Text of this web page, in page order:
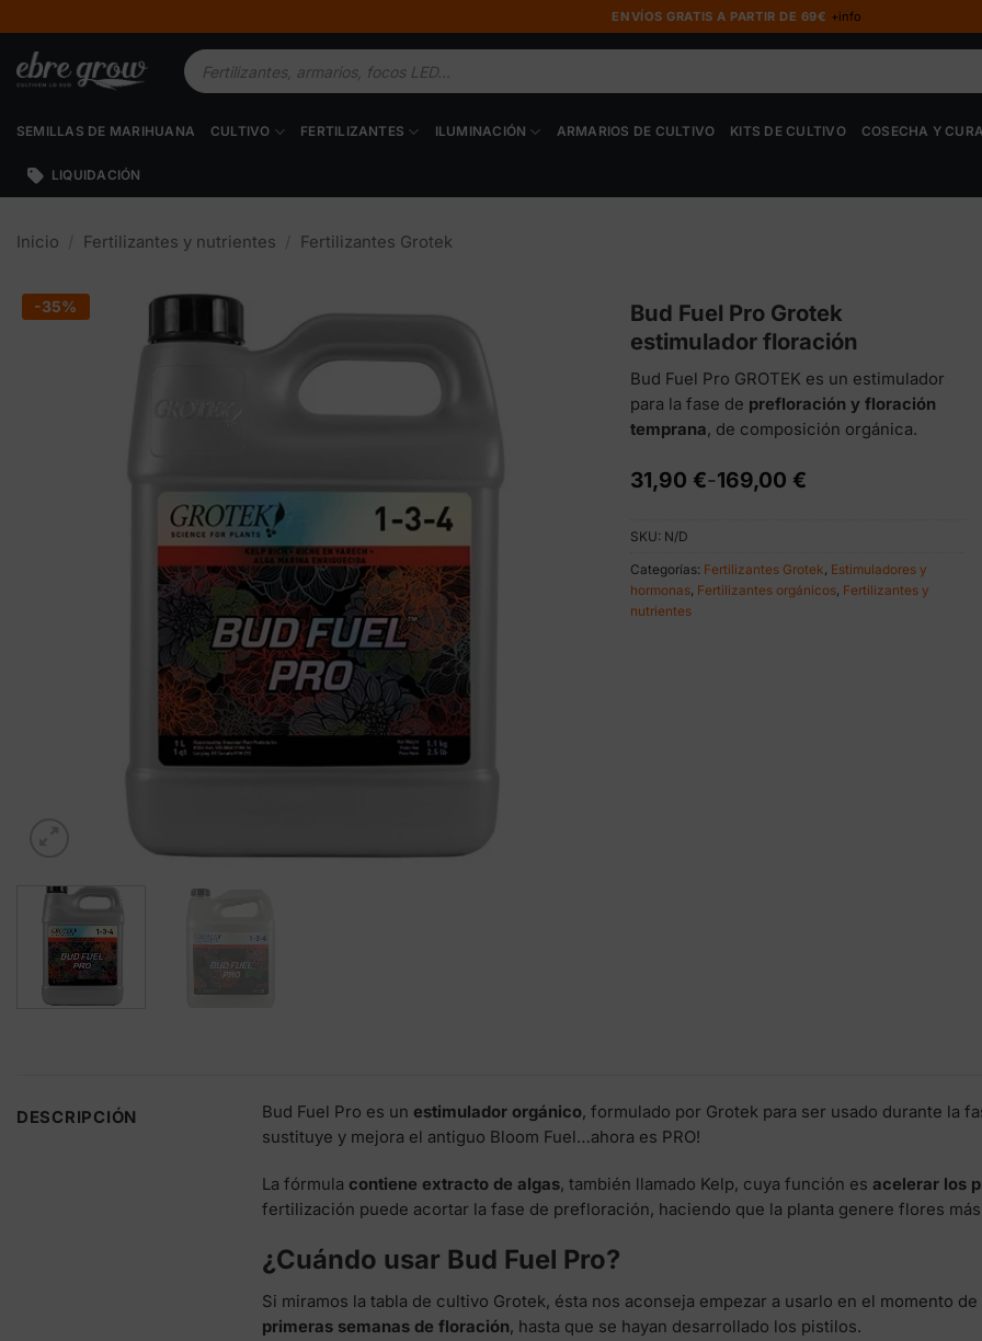
al
contenido
ENVÍOS GRATIS A PARTIR DE 69€ +info
Búsqueda
de
productos
SEMILLAS DE MARIHUANA CULTIVO FERTILIZANTES ILUMINACIÓN ARMARIOS DE CULTIVO KITS DE CULTIVO COSECHA Y
LIQUIDACIÓN
Inicio Fertilizantes y nutrientes Fertilizantes Grotek
-35%
Bud Fuel Pro Grotek
estimulador floración
Bud Fuel Pro GROTEK es un estimulador
para la fase de prefloración y floración
temprana, de composición orgánica.
31,90 €-169,00 €
Rango
de
desde
31,90 €
hasta
169,00 €
SKU: N/D
Categorías: Fertilizantes Grotek, Estimuladores y
hormonas, Fertilizantes orgánicos, Fertilizantes y
nutrientes
DESCRIPCIÓN Bud Fuel Pro es un estimulador orgánico, formulado por Grotek para ser usado durante la
sustituye y mejora el antiguo Bloom Fuel…ahora es PRO!
La fórmula contiene extracto de algas, también llamado Kelp, cuya función es acelerar los
fertilización puede acortar la fase de prefloración, haciendo que la planta genere flores
¿Cuándo usar Bud Fuel Pro?
Si miramos la tabla de cultivo Grotek, ésta nos aconseja empezar a usarlo en el momento
primeras semanas de floración, hasta que se hayan desarrollado los pistilos.